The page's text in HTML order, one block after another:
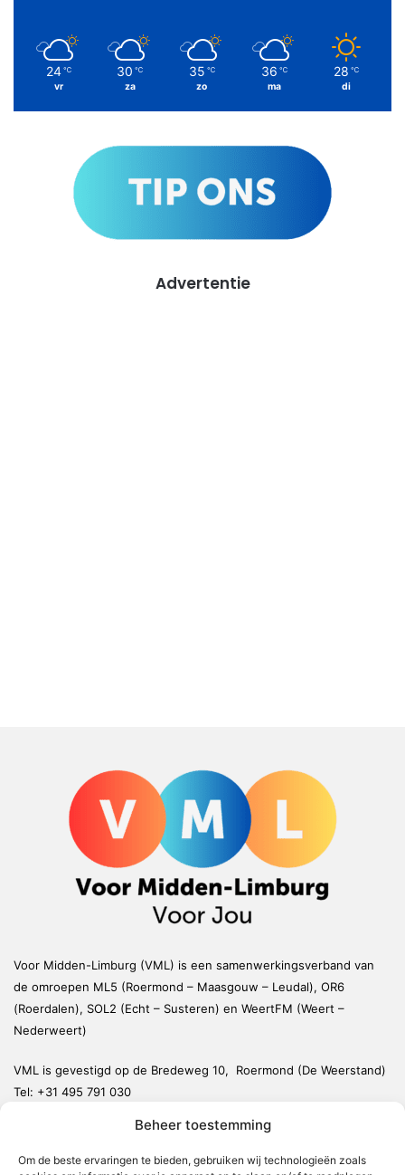
Beheer toestemming
Om de beste ervaringen te bieden, gebruiken wij technologieën zoals
24 ℃
vr
30 ℃
za
35 ℃
zo
36 ℃
ma
28 ℃
di
Advertentie
Voor Midden-Limburg (VML) is een samenwerkingsverband van
de omroepen ML5 (Roermond – Maasgouw – Leudal), OR6
(Roerdalen), SOL2 (Echt – Susteren) en WeertFM (Weert –
Nederweert)
VML is gevestigd op de Bredeweg 10, Roermond (De Weerstand)
Tel: +31 495 791 030
Weert